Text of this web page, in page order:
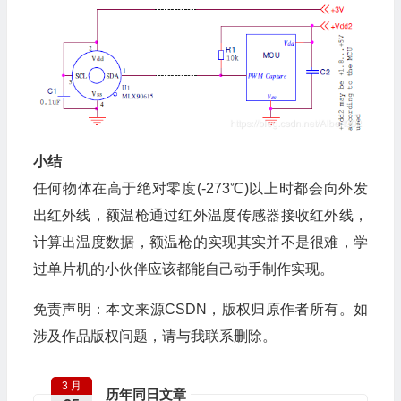
小结
任何物体在高于绝对零度(-273℃)以上时都会向外发
出红外线，额温枪通过红外温度传感器接收红外线，
计算出温度数据，额温枪的实现其实并不是很难，学
过单片机的小伙伴应该都能自己动手制作实现。
免责声明：本文来源CSDN，版权归原作者所有。如
涉及作品版权问题，请与我联系删除。
历年同日文章
3 月